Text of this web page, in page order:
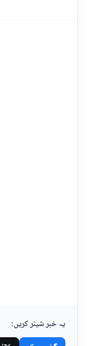
یہ خبر شیئر کریں: